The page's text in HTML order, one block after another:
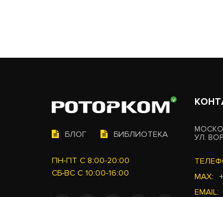
БЛОГ БИБЛИОТЕКА
ПН-ПТ С 8:00-20:00
СБ-ВС С 10:00-16:00
УЛ.
MAX:
EMAIL: